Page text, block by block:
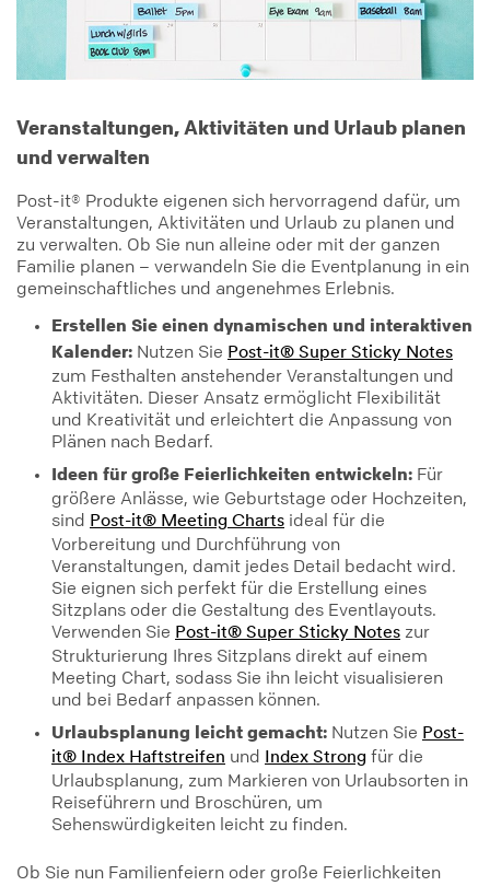
Veranstaltungen, Aktivitäten und Urlaub planen
und verwalten
Post-it® Produkte eigenen sich hervorragend dafür, um
Veranstaltungen, Aktivitäten und Urlaub zu planen und
zu verwalten. Ob Sie nun alleine oder mit der ganzen
Familie planen – verwandeln Sie die Eventplanung in ein
gemeinschaftliches und angenehmes Erlebnis.
Erstellen Sie einen dynamischen und interaktiven
Kalender: Nutzen Sie Post-it® Super Sticky Notes
zum Festhalten anstehender Veranstaltungen und
Aktivitäten. Dieser Ansatz ermöglicht Flexibilität
und Kreativität und erleichtert die Anpassung von
Plänen nach Bedarf.
Ideen für große Feierlichkeiten entwickeln: Für
größere Anlässe, wie Geburtstage oder Hochzeiten,
sind Post-it® Meeting Charts ideal für die
Vorbereitung und Durchführung von
Veranstaltungen, damit jedes Detail bedacht wird.
Sie eignen sich perfekt für die Erstellung eines
Sitzplans oder die Gestaltung des Eventlayouts.
Verwenden Sie Post-it® Super Sticky Notes zur
Strukturierung Ihres Sitzplans direkt auf einem
Meeting Chart, sodass Sie ihn leicht visualisieren
und bei Bedarf anpassen können.
Urlaubsplanung leicht gemacht: Nutzen Sie Post-
it® Index Haftstreifen und Index Strong für die
Urlaubsplanung, zum Markieren von Urlaubsorten in
Reiseführern und Broschüren, um
Sehenswürdigkeiten leicht zu finden.
Ob Sie nun Familienfeiern oder große Feierlichkeiten